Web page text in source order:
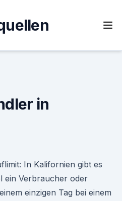
in
In Kalifornien gibt es
ein Verbraucher oder
einzigen Tag bei einem